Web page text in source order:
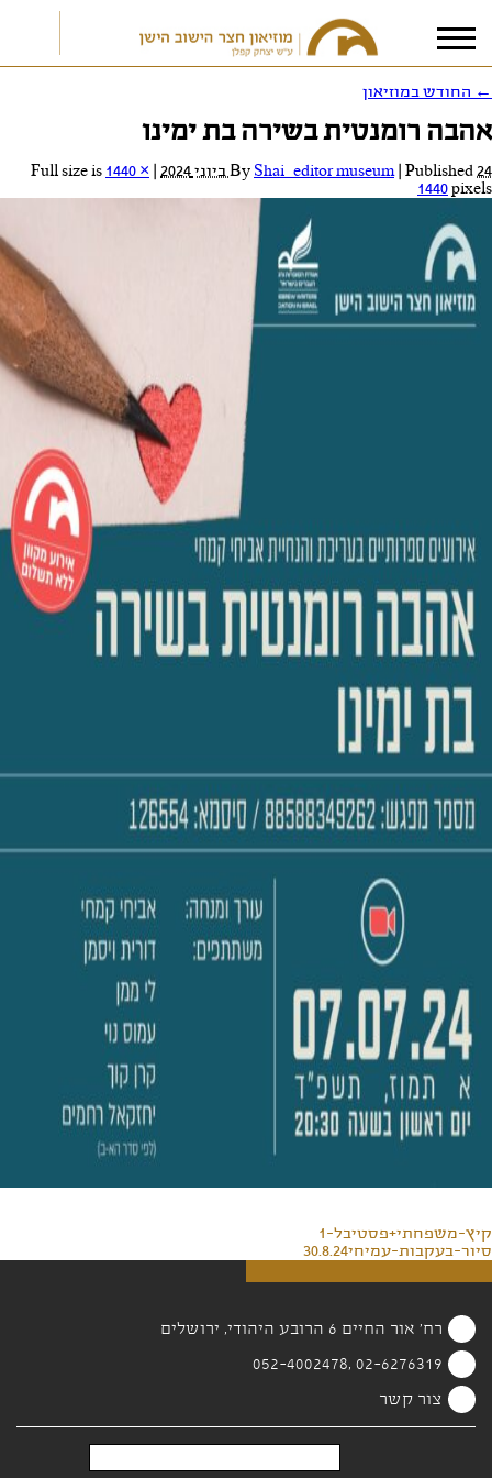
אני מאשר/ת אתתנאי הפרטיות
← החודש במוזיאון
אהבה רומנטית בשירה בת ימינו
By Shai_editor museum Published24 ביוני 2024
1440 ×
1440pixels
קיץ-משפחתי+פסטיבל-1
סיור-בעקבות-עמיחי30.8.24
רח' אור החיים 6 הרובע היהודי, ירושלים
02-6276319 ,052-4002478
צור קשר